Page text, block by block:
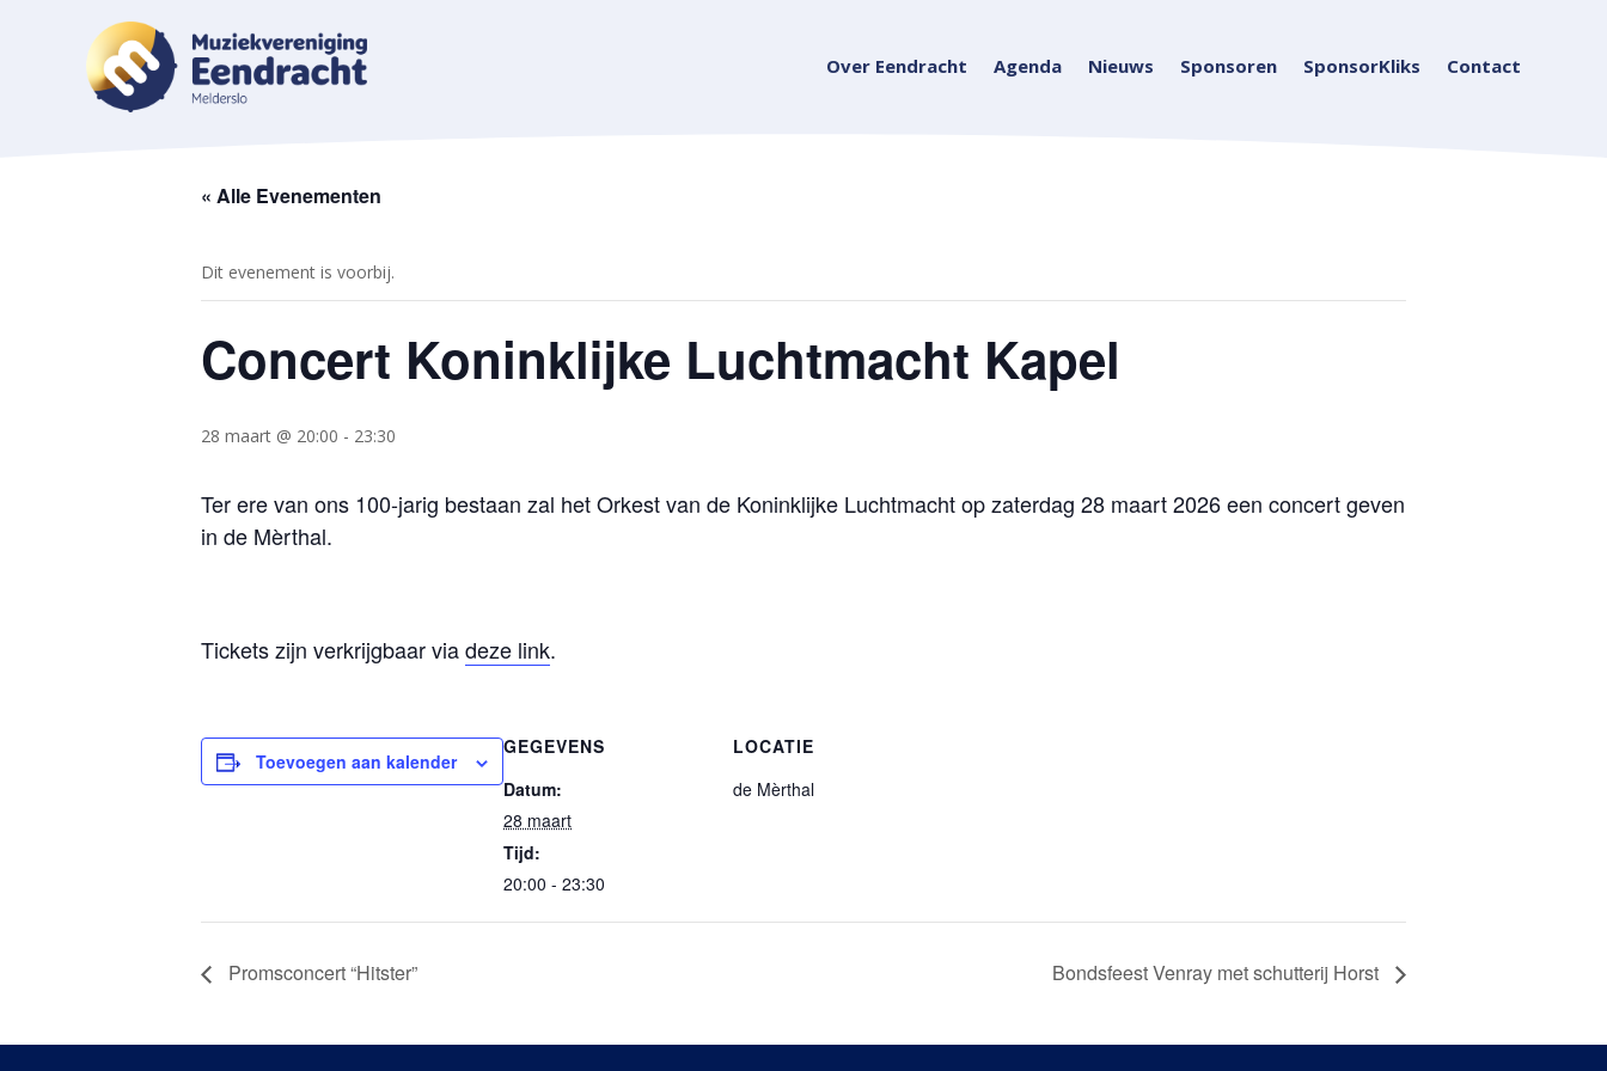
Over Eendracht Agenda Nieuws Sponsoren SponsorKliks Contact
« Alle Evenementen
Dit evenement is voorbij.
Concert Koninklijke Luchtmacht Kapel
28 maart @ 20:00 - 23:30
Ter ere van ons 100-jarig bestaan zal het Orkest van de Koninklijke Luchtmacht op zaterdag 28 maart 2026 een concert geven
in de Mèrthal.
Tickets zijn verkrijgbaar viadeze link.
Toevoegen aan kalender
GEGEVENS
Datum:
28 maart
Tijd:
20:00 - 23:30
LOCATIE
de Mèrthal
Promsconcert “Hitster” Bondsfeest Venray met schutterij Horst